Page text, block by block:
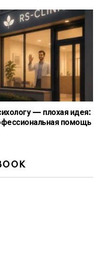
— плохая идея:
помощь